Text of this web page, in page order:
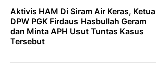
Aktivis HAM Di Siram Air Keras, Ketua
DPW PGK Firdaus Hasbullah Geram
dan Minta APH Usut Tuntas Kasus
Tersebut